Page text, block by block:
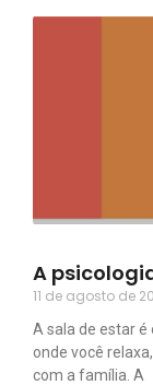
A
11 de agosto de
A sala de estar é
onde você
com a família. A